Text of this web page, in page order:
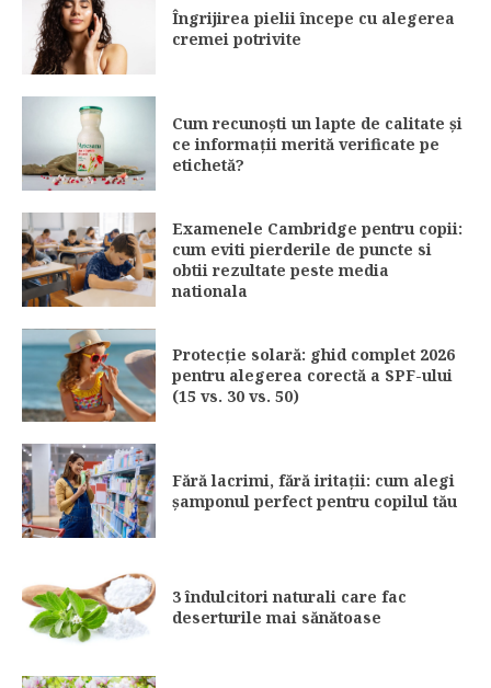
Îngrijirea pielii începe cu alegerea
cremei potrivite
Cum recunoști un lapte de calitate și
ce informații merită verificate pe
etichetă?
Examenele Cambridge pentru copii:
cum eviti pierderile de puncte si
obtii rezultate peste media
nationala
Protecție solară: ghid complet 2026
pentru alegerea corectă a SPF-ului
(15 vs. 30 vs. 50)
Fără lacrimi, fără iritații: cum alegi
șamponul perfect pentru copilul tău
3 îndulcitori naturali care fac
deserturile mai sănătoase